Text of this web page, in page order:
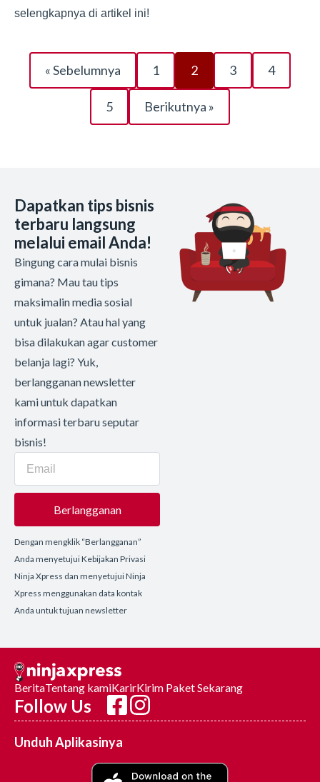
selengkapnya di artikel ini!
« Sebelumnya 1 2 3 4
5 Berikutnya »
Dapatkan tips bisnis
terbaru langsung
melalui email Anda!
Bingung cara mulai bisnis
gimana? Mau tau tips
maksimalin media sosial
untuk jualan? Atau hal yang
bisa dilakukan agar customer
belanja lagi? Yuk,
berlangganan newsletter
kami untuk dapatkan
informasi terbaru seputar
bisnis!
Berlangganan
Dengan mengklik “Berlangganan”
Anda menyetujui Kebijakan Privasi
Ninja Xpress dan menyetujui Ninja
Xpress menggunakan data kontak
Anda untuk tujuan newsletter
BeritaTentang kamiKarirKirim Paket Sekarang
Follow Us
Unduh Aplikasinya